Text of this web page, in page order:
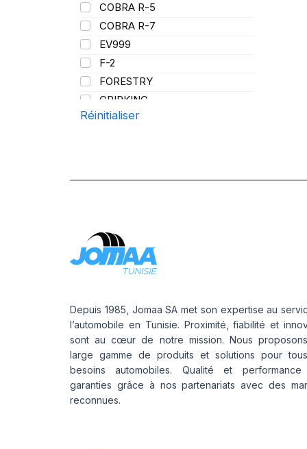
COBRA R-5
COBRA R-7
EV999
F-2
FORESTRY
GRIPKING
GRIPKING HD
POWERGRIP
POWER GRIP G-2
POWER LUG (R-4)
ROCK PLUS HD
SAMRAT
STEER KING HD+
SW-101
SW-201
SW 333
Réinitialiser
Depuis 1985, Jomaa SA met son expertise au
l’automobile en Tunisie. Proximité, fiabilité et
sont au cœur de notre mission. Nous
large gamme de produits et solutions pour
besoins automobiles. Qualité et performance
garanties grâce à nos partenariats avec des
reconnues.